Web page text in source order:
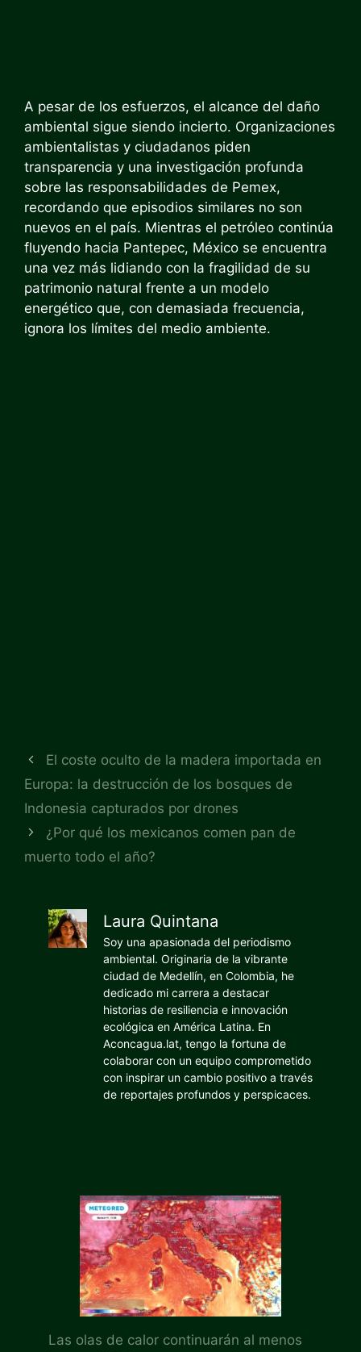
A pesar de los esfuerzos, el alcance del daño
ambiental sigue siendo incierto. Organizaciones
ambientalistas y ciudadanos piden
transparencia y una investigación profunda
sobre las responsabilidades de Pemex,
recordando que episodios similares no son
nuevos en el país. Mientras el petróleo continúa
fluyendo hacia Pantepec, México se encuentra
una vez más lidiando con la fragilidad de su
patrimonio natural frente a un modelo
energético que, con demasiada frecuencia,
ignora los límites del medio ambiente.
El coste oculto de la madera importada en
Europa: la destrucción de los bosques de
Indonesia capturados por drones
¿Por qué los mexicanos comen pan de
muerto todo el año?
Laura Quintana
Soy una apasionada del periodismo
ambiental. Originaria de la vibrante
ciudad de Medellín, en Colombia, he
dedicado mi carrera a destacar
historias de resiliencia e innovación
ecológica en América Latina. En
Aconcagua.lat, tengo la fortuna de
colaborar con un equipo comprometido
con inspirar un cambio positivo a través
de reportajes profundos y perspicaces.
Las olas de calor continuarán al menos